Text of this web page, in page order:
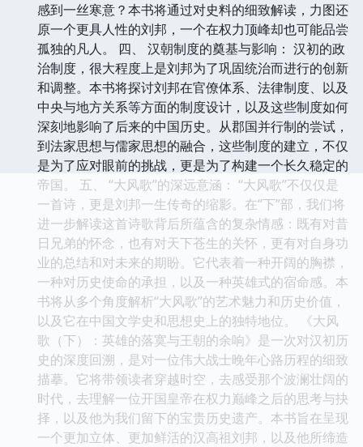
感到一丝寒意？本书将通过对史料的细致解读，力图还
原一个更具人性的刘邦，一个在权力顶峰却也可能品尝
孤独的凡人。 四、 汉朝制度的奠基与影响： 汉初的政
治制度，很大程度上是刘邦为了巩固统治而进行的创新
和调整。本书将探讨刘邦在官僚体系、法律制度、以及
中央与地方关系等方面的制度设计，以及这些制度如何
深刻地影响了后来的中国历史。从郡国并行制的尝试，
到法家思想与儒家思想的融合，这些制度的建立，不仅
是为了应对眼前的挑战，更是为了构建一个长久稳定的
帝国。 五、 “大风歌”的深远意涵： “大风歌”不仅仅是
一首诗，更是刘邦一生传奇的缩影。在“下”部，我们将
进一步解读这首诗歌背后所蕴含的复杂情感：既有对昔
日兄弟的怀念，也有对天下苍生的关怀，更有对自身功
业的总结和对未来的期盼。它代表着一种开阔的胸襟，
一种对历史使命的承担，以及一种英雄式的宿命感。本
书将从多个角度解析“大风歌”的艺术魅力和历史价值，
以及它在中国文学史和思想史上的独特地位。 《大风
歌（下）：英雄的落寞与王朝的余响》是一次对汉初历
史的深度回溯，是对一位伟大战士晚年心路历程的细致
描摹。它将带领读者穿越时空，去感受那个波澜壮阔的
时代，去理解一位开国皇帝在权力巅峰之后的思考与抉
择，以及他为我们留下的宝贵历史遗产。本书旨在呈现
一个更加立体、更加鲜活的汉高祖刘邦，以及他所缔造